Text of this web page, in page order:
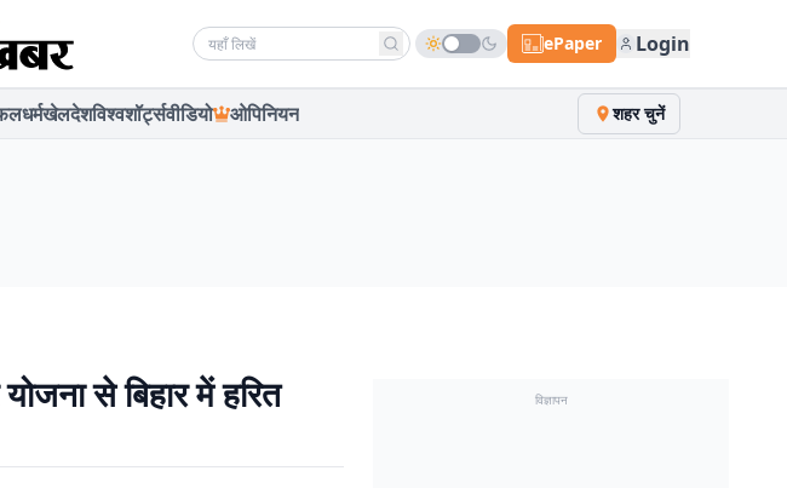
Search news ePaper Login
धर्मखेलदेशविश्वशॉर्ट्सवीडियो ओपिनियन शहर चुनें
से बिहार में हरित
विज्ञापन